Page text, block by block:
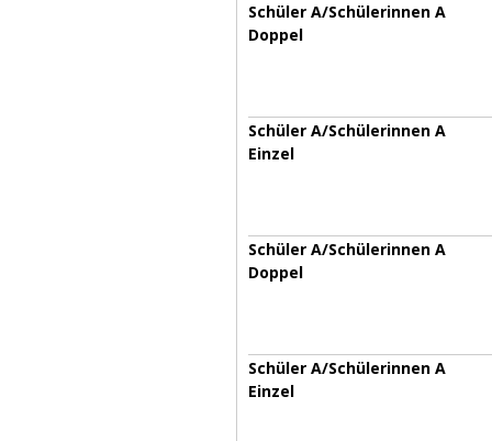
Schüler A/Schülerinnen A
Doppel
Schüler A/Schülerinnen A
Einzel
Schüler A/Schülerinnen A
Doppel
Schüler A/Schülerinnen A
Einzel